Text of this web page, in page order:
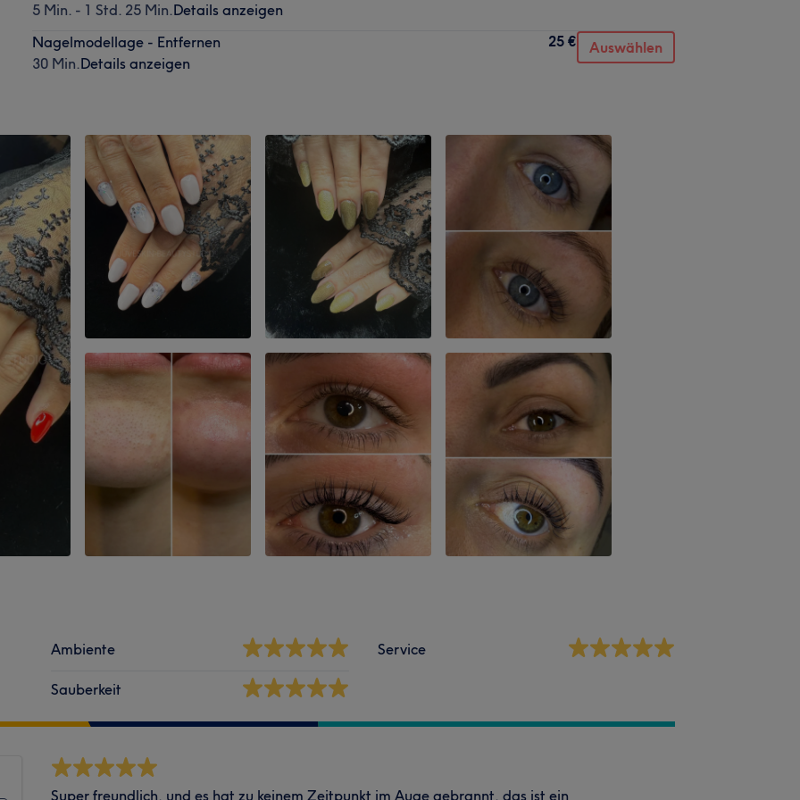
5 Min. - 1 Std. 25 Min.Details anzeigen
Nagelmodellage - Entfernen
30 Min.Details anzeigen
25 € Auswählen
Ambiente
Sauberkeit
Service
Super freundlich, und es hat zu keinem Zeitpunkt im Auge gebrannt, das ist ein